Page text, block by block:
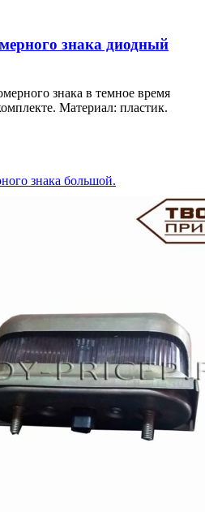
знака диодный
знака в темное время
Материал: пластик.